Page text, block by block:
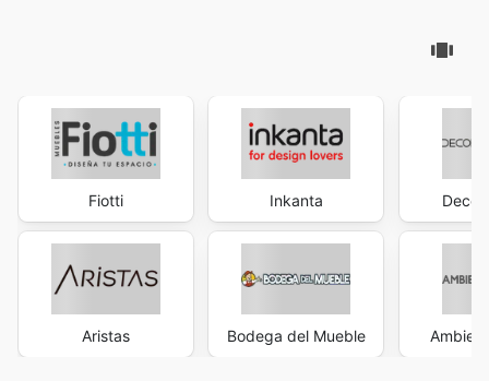
Fiotti
Aristas
Inkanta
Bodega del Mueble